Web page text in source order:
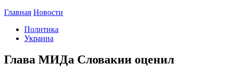
Главная Новости
Политика
Украина
Глава МИДа Словакии оценил